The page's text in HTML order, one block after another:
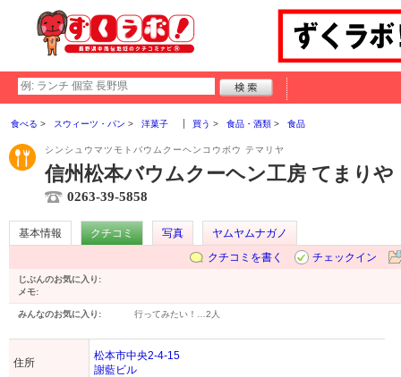
食べる スウィーツ・パン 洋菓子 買う 食品・酒類 食品
シンシュウマツモトバウムクーヘンコウボウ テマリヤ
信州松本バウムクーヘン工房 てまりや
0263-39-5858
基本情報 クチコミ 写真
ヤムヤムナガノ
クチコミを書く
チェックイン
じぶんのお気に入り:
メモ:
みんなのお気に入り: 行ってみたい！… 2人
住所
松本市中央2-4-15
謝藍ビル